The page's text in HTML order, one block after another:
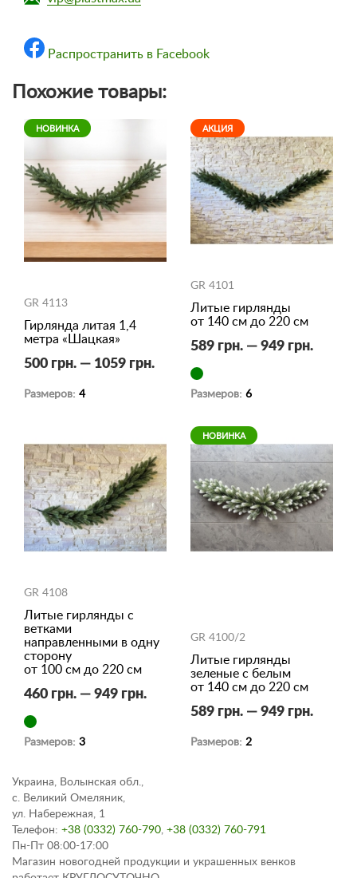
Распространить в Facebook
Похожие товары:
НОВИНКА
GR 4113
Гирлянда литая 1,4
метра «Шацкая»
500 грн. — 1059 грн.
Размеров: 4
АКЦИЯ
GR 4101
Литые гирлянды
от 140 см до 220 см
589 грн. — 949 грн.
Размеров: 6
GR 4108
Литые гирлянды с
ветками
направленными в одну
сторону
от 100 см до 220 см
460 грн. — 949 грн.
Размеров: 3
НОВИНКА
GR 4100/2
Литые гирлянды
зеленые с белым
от 140 см до 220 см
589 грн. — 949 грн.
Размеров: 2
Украина, Волынская обл.,
с. Великий Омеляник,
ул. Набережная, 1
Телефон: +38 (0332) 760-790, +38 (0332) 760-791
Пн-Пт 08:00-17:00
Магазин новогодней продукции и украшенных венков